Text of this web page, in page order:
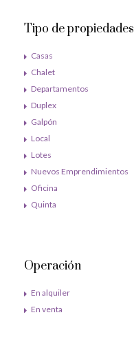
Tipo de propiedades
Casas
Chalet
Departamentos
Duplex
Galpón
Local
Lotes
Nuevos Emprendimientos
Oficina
Quinta
Operación
En alquiler
En venta